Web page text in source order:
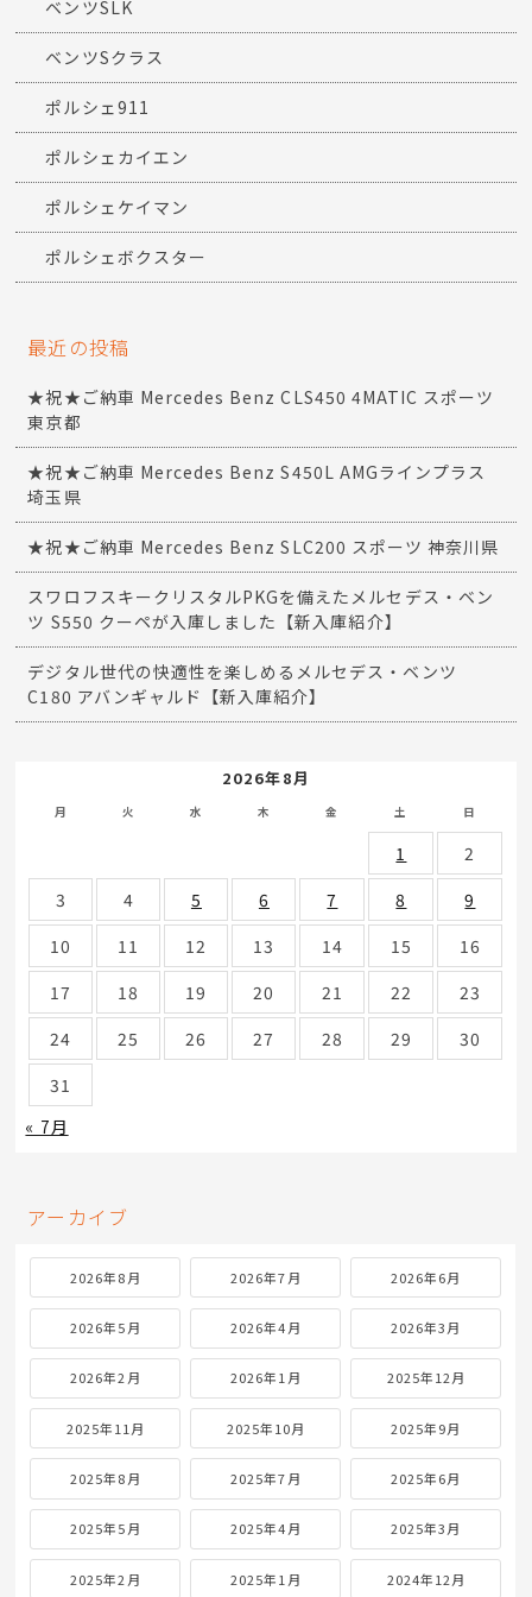
ベンツSLK
ベンツSクラス
ポルシェ911
ポルシェカイエン
ポルシェケイマン
ポルシェボクスター
最近の投稿
★祝★ご納車 Mercedes Benz CLS450 4MATIC スポーツ
東京都
★祝★ご納車 Mercedes Benz S450L AMGラインプラス
埼玉県
★祝★ご納車 Mercedes Benz SLC200 スポーツ 神奈川県
スワロフスキークリスタルPKGを備えたメルセデス・ベン
ツ S550 クーペが入庫しました【新入庫紹介】
デジタル世代の快適性を楽しめるメルセデス・ベンツ
C180 アバンギャルド【新入庫紹介】
2026年8月
月 火 水 木 金 土 日
1
2
3
4 5 6 7 8
9
10
11 12 13 14 15
16
17
18 19 20 21 22
23
24
25 26 27 28 29
30
31
« 7月
アーカイブ
2026年8月 2026年7月 2026年6月
2026年5月 2026年4月 2026年3月
2026年2月 2026年1月 2025年12月
2025年11月 2025年10月 2025年9月
2025年8月 2025年7月 2025年6月
2025年5月 2025年4月 2025年3月
2025年2月 2025年1月 2024年12月